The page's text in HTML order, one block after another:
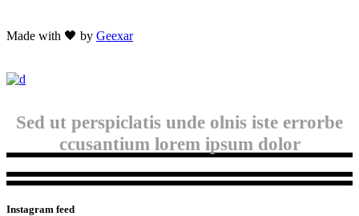
Made with 🖤 by Geexar
Sed ut perspiclatis unde olnis iste errorbe
ccusantium lorem ipsum dolor
Instagram feed